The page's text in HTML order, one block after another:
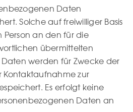
Daten
Solche auf freiwilliger Basis
an den für die
übermittelten
werden für Zwecke der
zur
Es erfolgt keine
Daten an